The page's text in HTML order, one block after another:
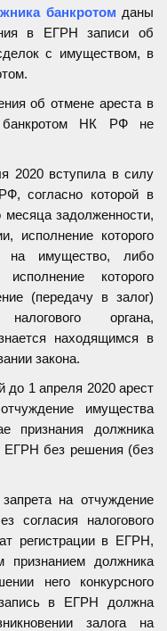
банкротом даны
в ЕГРН записи об
с имуществом, в
об отмене ареста в
банкротом НК РФ не
2020 вступила в силу
согласно которой в
месяца задолженности,
исполнение которого
на имущество, либо
которого
(передачу в залог)
органа,
находящимся в
закона.
до 1 апреля 2020 арест
имущества
признания должника
ЕГРН без решения (без
на отчуждение
согласия налогового
регистрации в ЕГРН,
признанием должника
него конкурсного
запись в ЕГРН должна
залога на